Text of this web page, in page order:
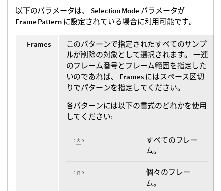
以下のパラメータは、 Selection Mode パラメータが
Frame Pattern に設定されている場合に利用可能です。
Frames
このパターンで指定されたすべてのサンプ
ルが削除の対象として選択されます。 一連
のフレーム番号とフレーム範囲を指定した
いのであれば、 Frames にはスペース区切
りでパターンを指定してください。
各パターンには以下の書式のどれかを使用
してください:
‹ * ›
すべてのフレー
ム。
‹ n ›
個々のフレー
ム。